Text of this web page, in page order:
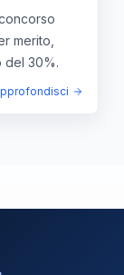
merito,
del 30%.